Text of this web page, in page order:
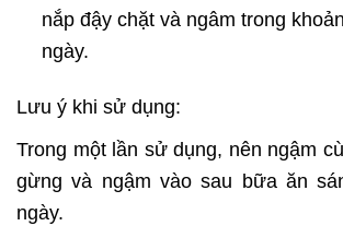
nắp đậy chặt và ngâm trong
ngày.
Lưu ý khi sử dụng:
Trong một lần sử dụng, nên ngậm
gừng và ngậm vào sau bữa ăn
ngày.